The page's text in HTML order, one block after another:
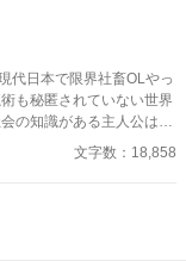
代日本で限界社畜OLやっ
迎えた今も才女と評され
文字数：18,858